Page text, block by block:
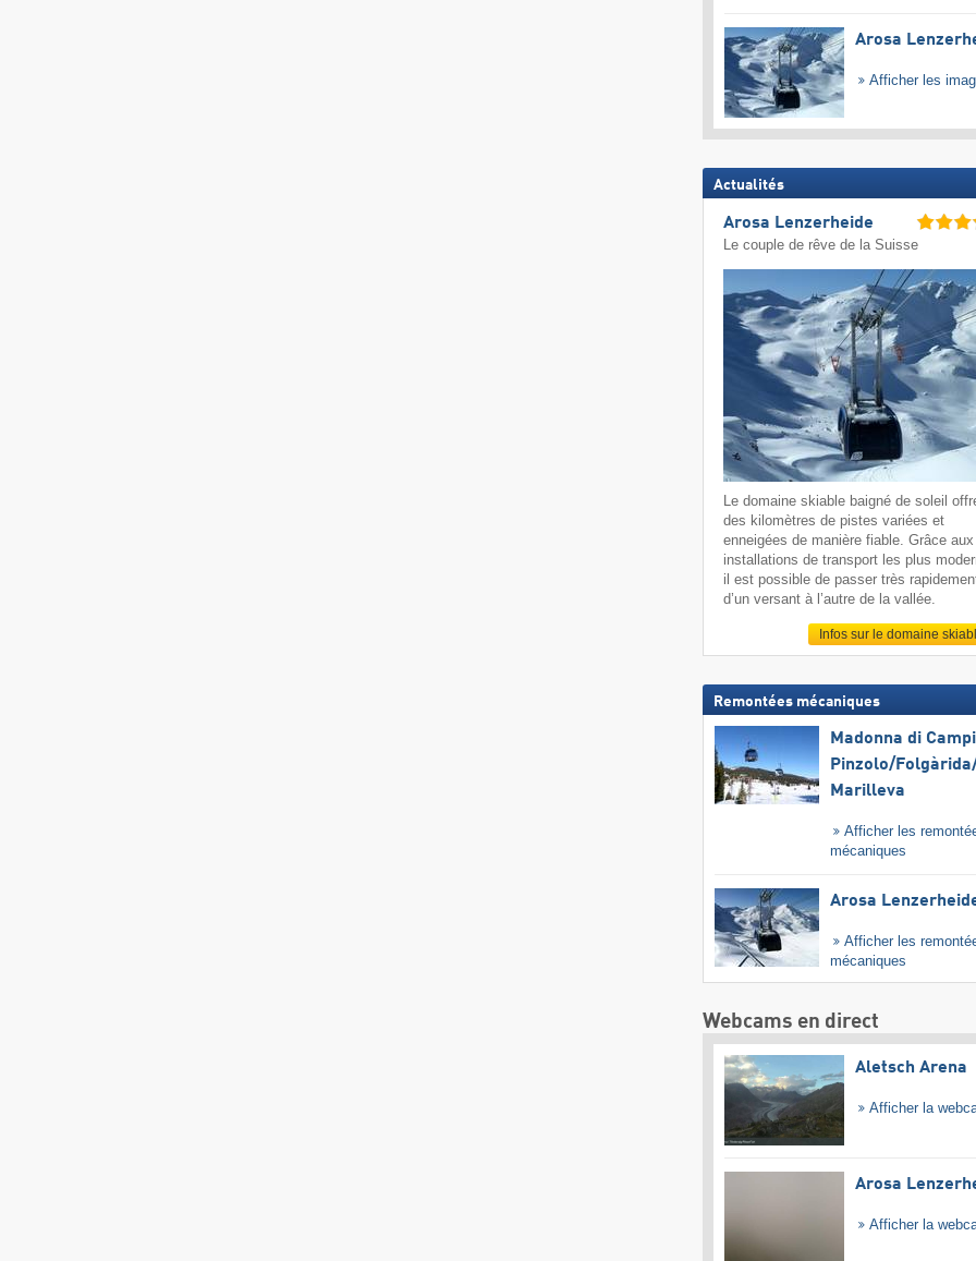
Arosa
Afficher les
Actualités
Arosa Lenzerheide
Le couple de rêve de la Suisse
Le domaine skiable baigné de soleil
des kilomètres de pistes variées et
enneigées de manière fiable. Grâce aux
installations de transport les plus
il est possible de passer très
d’un versant à l’autre de la vallée.
Infos sur le domaine
Remontées mécaniques
Madonna di
Pinzolo/​
Marilleva
Afficher les
mécaniques
Arosa
Afficher les
mécaniques
Webcams en direct
Aletsch Arena
Afficher la
Arosa
Afficher la